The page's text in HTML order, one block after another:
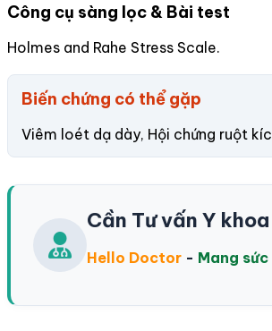
Công cụ sàng lọc & Bài test
Holmes and Rahe Stress Scale.
Biến chứng có thể gặp
Viêm loét dạ dày, Hội chứng ruột
Cần Tư vấn Y
Hello Doctor - Mang